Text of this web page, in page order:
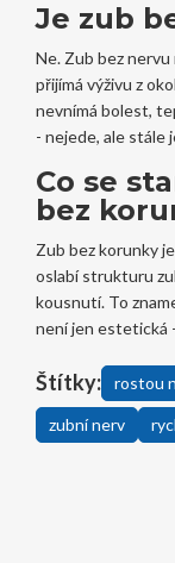
Je zub
Ne. Zub bez
přijímá výživu z
nevnímá bolest,
- nejede, ale stále
Co se
bez
Zub bez korunky
oslabí strukturu
kousnutí. To
není jen estetická
Štítky: rostou
zubní nerv